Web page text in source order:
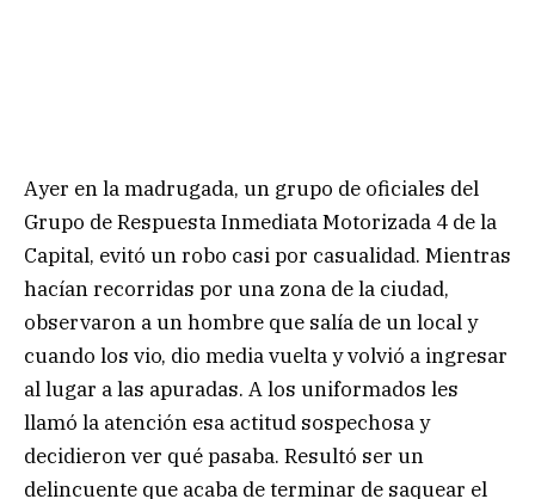
Ayer en la madrugada, un grupo de oficiales del
Grupo de Respuesta Inmediata Motorizada 4 de la
Capital, evitó un robo casi por casualidad. Mientras
hacían recorridas por una zona de la ciudad,
observaron a un hombre que salía de un local y
cuando los vio, dio media vuelta y volvió a ingresar
al lugar a las apuradas. A los uniformados les
llamó la atención esa actitud sospechosa y
decidieron ver qué pasaba. Resultó ser un
delincuente que acaba de terminar de saquear el